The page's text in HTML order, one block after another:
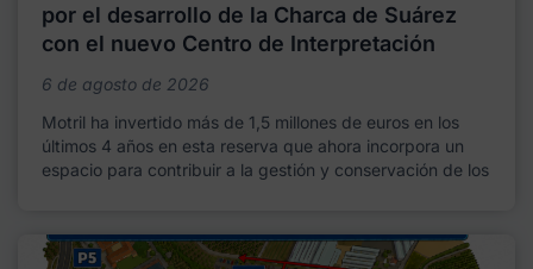
por el desarrollo de la Charca de Suárez
con el nuevo Centro de Interpretación
6 de agosto de 2026
Motril ha invertido más de 1,5 millones de euros en los
últimos 4 años en esta reserva que ahora incorpora un
espacio para contribuir a la gestión y conservación de los